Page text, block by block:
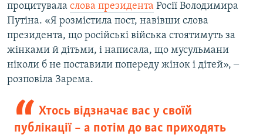
процитувала слова президента Росії Володимира
Путіна. «Я розмістила пост, навівши слова
президента, що російські війська стоятимуть за
жінками й дітьми, і написала, що мусульмани
ніколи б не поставили попереду жінок і дітей», ‒
розповіла Зарема.
Хтось відзначає вас у своїй
публікації – а потім до вас приходять